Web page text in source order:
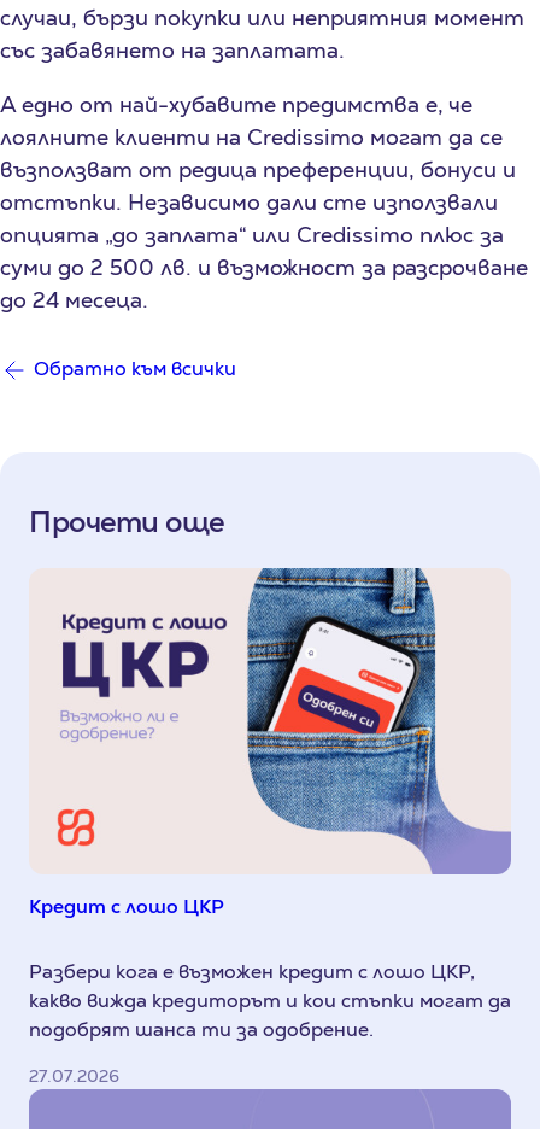
случаи, бързи покупки или неприятния момент
със забавянето на заплатата.
А едно от най-хубавите предимства е, че
лоялните клиенти на Credissimo могат да се
възползват от редица преференции, бонуси и
отстъпки. Независимо дали сте използвали
опцията „до заплата“ или Credissimo плюс за
суми до 2 500 лв. и възможност за разсрочване
до 24 месеца.
Обратно към всички
Прочети още
Кредит с лошо ЦКР
Разбери кога е възможен кредит с лошо ЦКР,
какво вижда кредиторът и кои стъпки могат да
подобрят шанса ти за одобрение.
27.07.2026